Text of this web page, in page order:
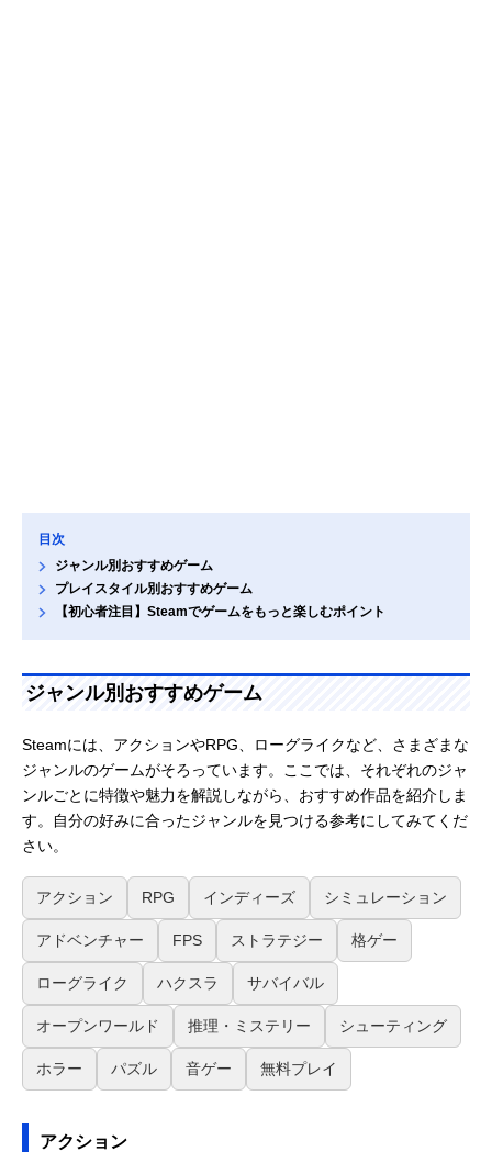
目次
ジャンル別おすすめゲーム
プレイスタイル別おすすめゲーム
【初心者注目】Steamでゲームをもっと楽しむポイント
ジャンル別おすすめゲーム
Steamには、アクションやRPG、ローグライクなど、さまざまな
ジャンルのゲームがそろっています。ここでは、それぞれのジャ
ンルごとに特徴や魅力を解説しながら、おすすめ作品を紹介しま
す。自分の好みに合ったジャンルを見つける参考にしてみてくだ
さい。
アクション RPG インディーズ シミュレーション
アドベンチャー FPS ストラテジー 格ゲー
ローグライク ハクスラ サバイバル
オープンワールド 推理・ミステリー シューティング
ホラー パズル 音ゲー 無料プレイ
アクション